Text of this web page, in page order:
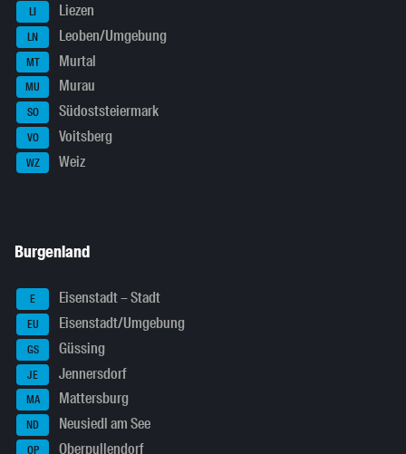
LI Liezen
LN Leoben/Umgebung
MT Murtal
MU Murau
SO Südoststeiermark
VO Voitsberg
WZ Weiz
Burgenland
E Eisenstadt – Stadt
EU Eisenstadt/Umgebung
GS Güssing
JE Jennersdorf
MA Mattersburg
ND Neusiedl am See
OP Oberpullendorf